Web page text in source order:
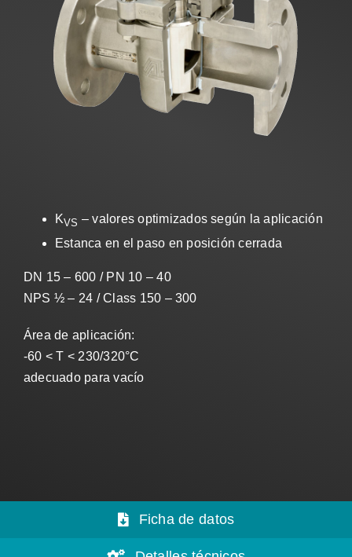
KVS – valores optimizados según la aplicación
Estanca en el paso en posición cerrada
DN 15 – 600 / PN 10 – 40
NPS ½ – 24 / Class 150 – 300
Área de aplicación:
-60 < T < 230/320°C
adecuado para vacío
Ficha de datos